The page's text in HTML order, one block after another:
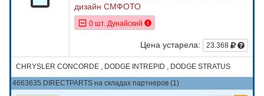
дизайн СМФОТО
0 шт. Дунайский
Цена устарела: 23.368
CHRYSLER CONCORDE , DODGE INTREPID , DODGE STRATUS
4663635 DIRECTPARTS на складах партнеров (1)